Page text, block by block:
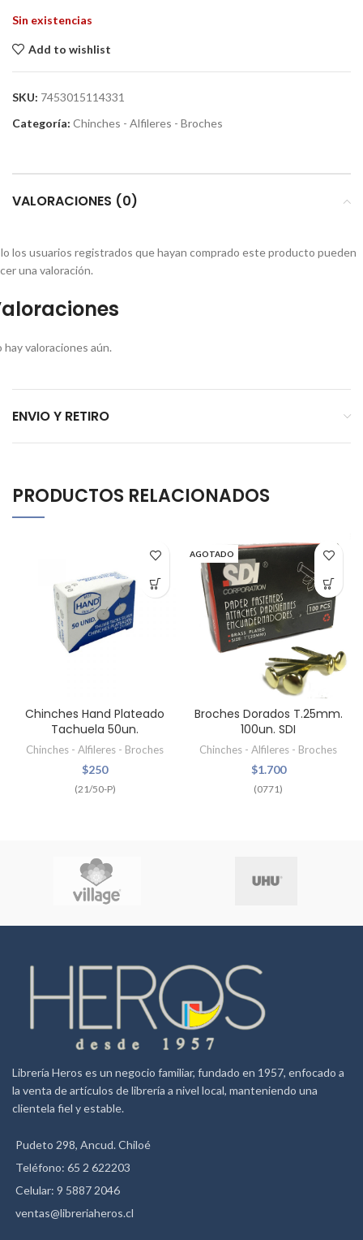
Sin existencias
Add to wishlist
SKU: 7453015114331
Categoría: Chinches - Alfileres - Broches
VALORACIONES (0)
hay valoraciones aún.
los usuarios registrados que hayan comprado este producto pueden
una valoración.
ENVIO Y RETIRO
PRODUCTOS RELACIONADOS
Chinches Hand Plateado
Tachuela 50un.
Chinches - Alfileres - Broches
$250
(21/50-P)
AGOTADO
Broches Dorados T.25mm.
100un. SDI
Chinches - Alfileres - Broches
$1.700
(0771)
Librería Heros es un negocio familiar, fundado en 1957, enfocado a
la venta de artículos de librería a nivel local, manteniendo una
clientela fiel y estable.
Pudeto 298, Ancud. Chiloé
Teléfono: 65 2 622203
Celular: 9 5887 2046
ventas@libreriaheros.cl